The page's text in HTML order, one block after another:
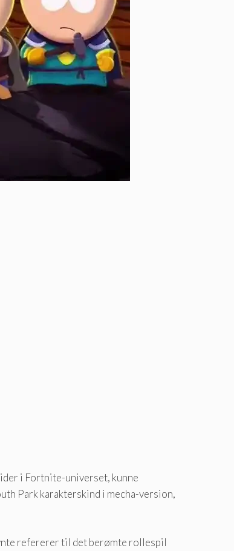
i Fortnite-universet, kunne
Park karakterskind i mecha-version,
refererer til det berømte rollespil